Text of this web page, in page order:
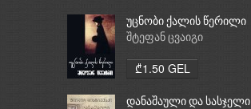
უცნობი ქალის წერილი
შტეფან ცვაიგი
₾1.50 GEL
დანაშაული და სასჯელი